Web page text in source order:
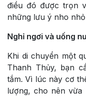
điều đó được trọn
những lưu ý nho
Nghỉ ngơi và uống
Khi di chuyển một
Thanh Thủy, bạn
tắm. Vì lúc này cơ
lượng, cho nên vừa